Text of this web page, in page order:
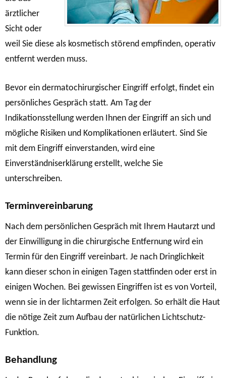
ärztlicher
Sicht oder
weil Sie diese als kosmetisch störend empfinden, operativ
entfernt werden muss.
Bevor ein dermatochirurgischer Eingriff erfolgt, findet ein
persönliches Gespräch statt. Am Tag der
Indikationsstellung werden Ihnen der Eingriff an sich und
mögliche Risiken und Komplikationen erläutert. Sind Sie
mit dem Eingriff einverstanden, wird eine
Einverständniserklärung erstellt, welche Sie
unterschreiben.
Terminvereinbarung
Nach dem persönlichen Gespräch mit Ihrem Hautarzt und
der Einwilligung in die chirurgische Entfernung wird ein
Termin für den Eingriff vereinbart. Je nach Dringlichkeit
kann dieser schon in einigen Tagen stattfinden oder erst in
einigen Wochen. Bei gewissen Eingriffen ist es von Vorteil,
wenn sie in der lichtarmen Zeit erfolgen. So erhält die Haut
die nötige Zeit zum Aufbau der natürlichen Lichtschutz-
Funktion.
Behandlung